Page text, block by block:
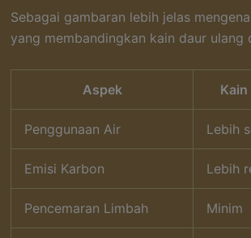
Sebagai gambaran lebih jelas
yang membandingkan kain daur ulang
Aspek
Penggunaan Air Lebih
Emisi Karbon Lebih
Pencemaran Limbah Minim